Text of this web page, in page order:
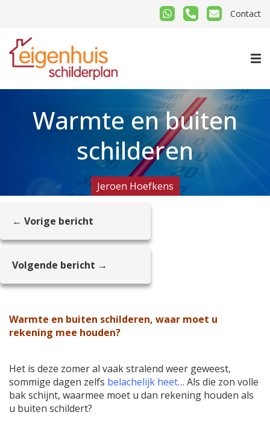
Contact
Warmte en buiten
schilderen
Jeroen Hoefkens
← Vorige bericht
Volgende bericht →
Warmte en buiten schilderen, waar moet u
rekening mee houden?
Het is deze zomer al vaak stralend weer geweest,
sommige dagen zelfs belachelijk heet… Als die zon volle
bak schijnt, waarmee moet u dan rekening houden als
u buiten schildert?